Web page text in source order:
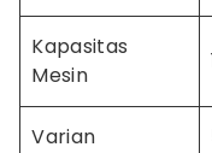
Kapasitas
Mesin
Varian